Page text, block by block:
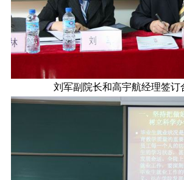
刘军副院长和高宇航经理签订